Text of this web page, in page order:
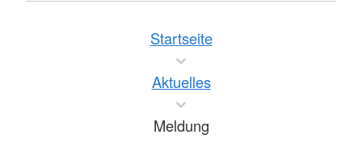
Startseite
Aktuelles
Meldung